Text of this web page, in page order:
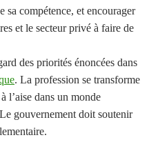
sa compétence, et encourager
et le secteur privé à faire de
des priorités énoncées dans
. La profession se transforme
l’aise dans un monde
gouvernement doit soutenir